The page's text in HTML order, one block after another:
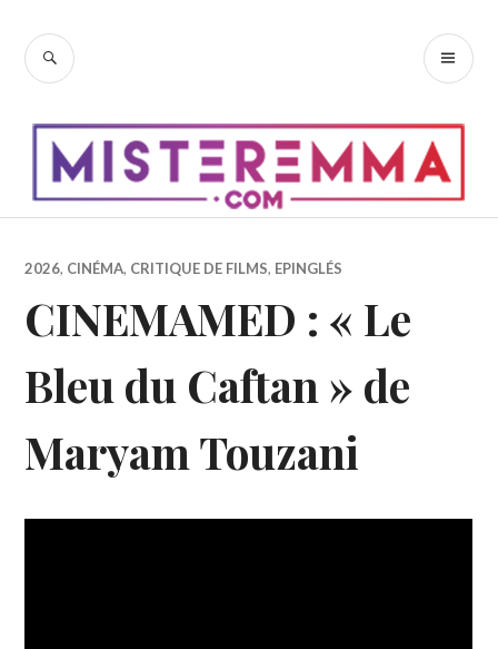
contenu
RECHERCHE
2026, CINÉMA, CRITIQUE DE FILMS, EPINGLÉS
CINEMAMED : « Le
Bleu du Caftan » de
Maryam Touzani